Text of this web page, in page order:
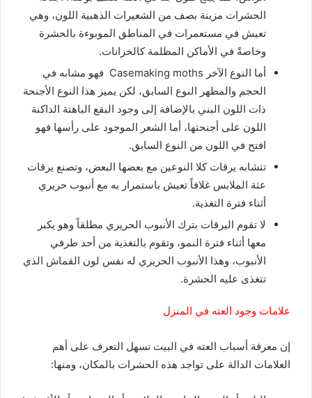
الحشرات مزينة بصف من الشعيرات الذهبية اللون، وهي
تعيش في مستعمرات في المناطق الموبوءة بالحشرة
وخاصةً في الأماكن المظلمة كالخزانات.
أما النوع الآخر Casemaking moths فهو مشابه في
الحجم والمظهر النوع السابق، لكن يميز هذا النوع الأجنحة
ذات اللون البني بالإضافة إلى وجود البقع الباهتة الداكنة
اللون على أجنحتها، أما الشعر الموجود على رأسها فهو
افتح في اللون من النوع السابق.
تتشابه يرقات كلا النوعين مع بعضها البعض، وتصنع يرقات
عثة الملابس غلافاً تعيش باستمرار به مع أنبوب حريري
أثناء فترة التغذية.
لا تقوم اليرقات بترك الأنبوب الحريري مطلقاً وهو يكبر
معها أثناء فترة النمو، وتقوم بالتغذية من أحد طرفي
الأنبوب، وهذا الأنبوب الحريري له نفس لون القماش الذي
تتغذى عليه الحشرة.
علامات وجود العته في المنزل
إن معرفة أسباب العته في البيت تسهل التعرف على أهم
العلامات الدالة على تواجد هذه الحشرات بالمكان، ومنها: